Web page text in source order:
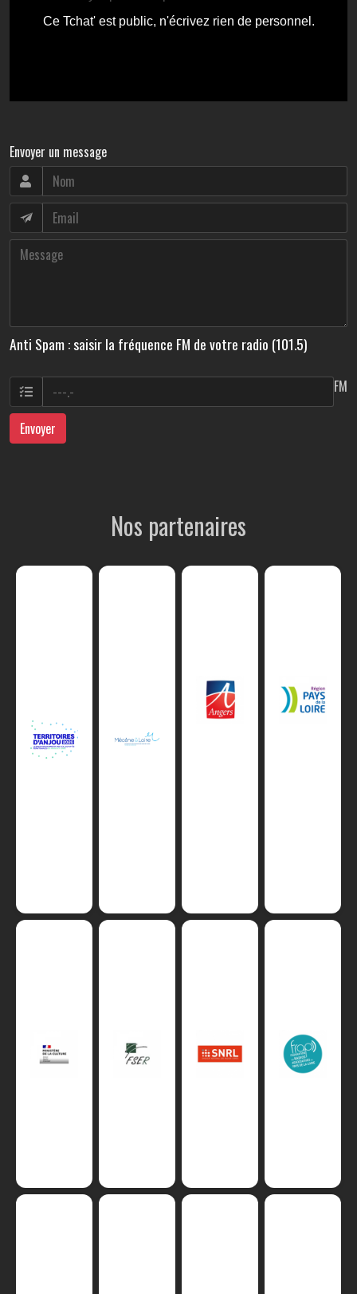
Envoyer un message
Anti Spam : saisir la fréquence FM de votre radio (101.5)
FM
Envoyer
Nos partenaires